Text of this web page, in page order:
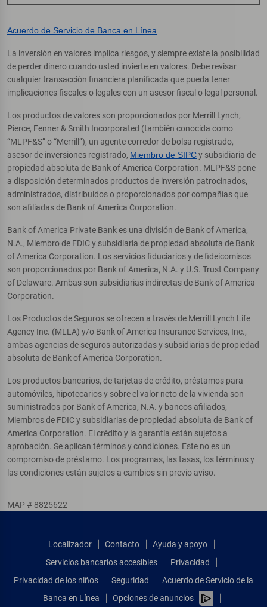
Acuerdo de Servicio de Banca en Línea
La inversión en valores implica riesgos, y siempre existe la posibilidad
de perder dinero cuando usted invierte en valores. Debe revisar
cualquier transacción financiera planificada que pueda tener
implicaciones fiscales o legales con un asesor fiscal o legal personal.
Los productos de valores son proporcionados por Merrill Lynch,
Pierce, Fenner & Smith Incorporated (también conocida como
“MLPF&S” o “Merrill”), un agente corredor de bolsa registrado,
asesor de inversiones registrado, Miembro de SIPCy subsidiaria de
propiedad absoluta de Bank of America Corporation. MLPF&S pone
a disposición determinados productos de inversión patrocinados,
administrados, distribuidos o proporcionados por compañías que
son afiliadas de Bank of America Corporation.
Bank of America Private Bank es una división de Bank of America,
N.A., Miembro de FDIC y subsidiaria de propiedad absoluta de Bank
of America Corporation. Los servicios fiduciarios y de fideicomisos
son proporcionados por Bank of America, N.A. y U.S. Trust Company
of Delaware. Ambas son subsidiarias indirectas de Bank of America
Corporation.
Los Productos de Seguros se ofrecen a través de Merrill Lynch Life
Agency Inc. (MLLA) y/o Bank of America Insurance Services, Inc.,
ambas agencias de seguros autorizadas y subsidiarias de propiedad
absoluta de Bank of America Corporation.
Los productos bancarios, de tarjetas de crédito, préstamos para
automóviles, hipotecarios y sobre el valor neto de la vivienda son
suministrados por Bank of America, N.A. y bancos afiliados,
Miembros de FDIC y subsidiarias de propiedad absoluta de Bank of
America Corporation. El crédito y la garantía están sujetos a
aprobación. Se aplican términos y condiciones. Este no es un
compromiso de préstamo. Los programas, las tasas, los términos y
las condiciones están sujetos a cambios sin previo aviso.
MAP # 8825622
Localizador Contacto
Ayuda y apoyo
Servicios bancarios accesibles
Privacidad
Privacidad de los niños
Seguridad
Acuerdo de Servicio de la
Banca en Línea
Opciones de anuncios